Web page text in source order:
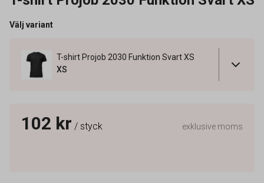
Välj variant
T-shirt Projob 2030 Funktion Svart XS
XS
102 kr / styck exklusive moms